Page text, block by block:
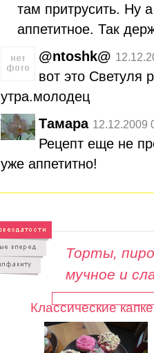
там притрусить. Ну
аппетитное. Так
@ntoshk@
вот это Светуля
утра.молодец
Тамара 12.12.2009
Рецепт еще не
уже аппетитно!
Торты,
мучное и
Классические